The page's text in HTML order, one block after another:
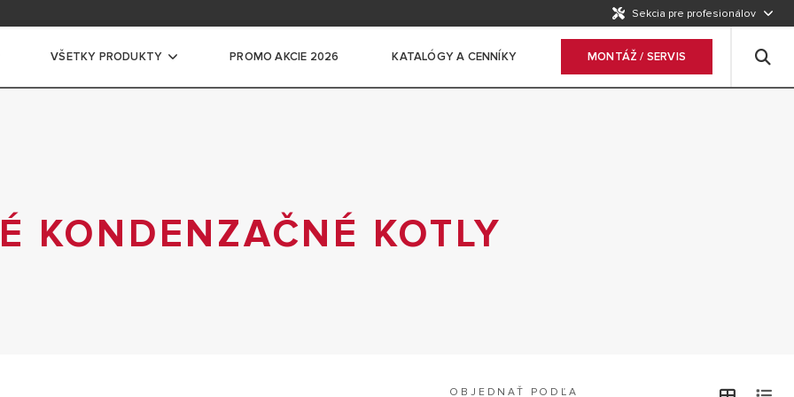
Sekcia pre profesionálov
pre profesionálov
VŠETKY PRODUKTY PROMO AKCIE 2026 KATALÓGY A CENNÍKY MONTÁŽ / SERVIS
KONDENZAČNÉ KOTLY
OBJEDNAŤ PODĽA